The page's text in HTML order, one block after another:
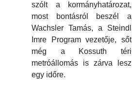
szólt a kormányhatározat,
most bontásról beszél a
Wachsler Tamás, a Steindl
Imre Program vezetője, sőt
még a Kossuth téri
metróállomás is zárva lesz
egy időre.